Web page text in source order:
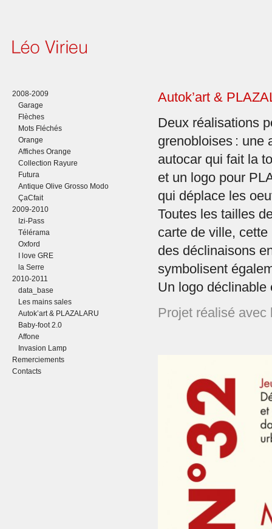
2008-2009
Garage
Flèches
Mots Fléchés
Orange
Affiches Orange
Collection Rayure
Futura
Antique Olive Grosso Modo
ÇaCfait
2009-2010
Izi-Pass
Télérama
Oxford
I love GRE
la Serre
2010-2011
data_base
Les mains sales
Autok’art & PLAZALARU
Baby-foot 2.0
Affone
Invasion Lamp
Remerciements
Contacts
Autok’art &
Deux réalisations
grenobloises : une
autocar qui fait la
et un logo pour
qui déplace les
Toutes les tailles
carte de ville,
des déclinaisons
symbolisent
Un logo déclinable
Projet réalisé avec